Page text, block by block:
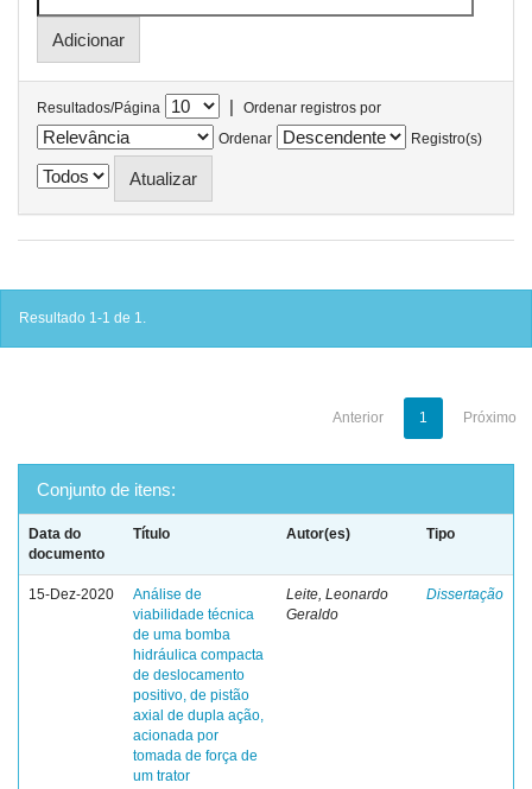
Resultados/Página |
Ordenar registros por
Ordenar
Registro(s)
Resultado 1-1 de 1.
Anterior 1 Próximo
Conjunto de itens:
Data do
documento
Título Autor(es) Tipo
15-Dez-2020
Análise de
viabilidade técnica
de uma bomba
hidráulica compacta
de deslocamento
positivo, de pistão
axial de dupla ação,
acionada por
tomada de força de
um trator
Leite, Leonardo
Geraldo
Dissertação